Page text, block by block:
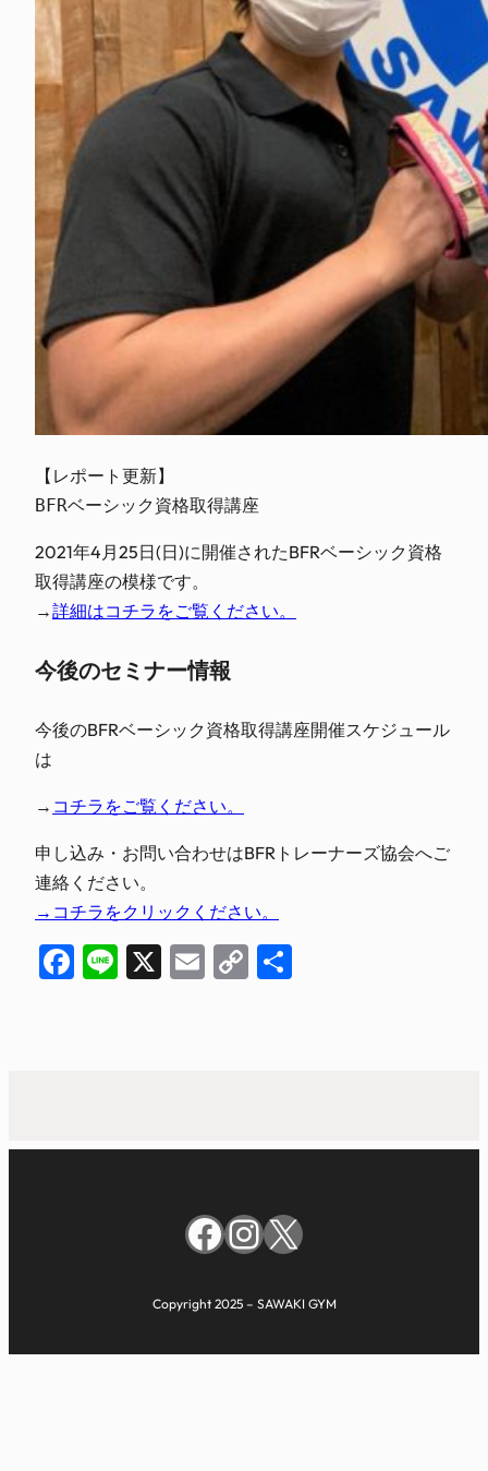
【レポート更新】
BFRベーシック資格取得講座
2021年4月25日(日)に開催されたBFRベーシック資格
取得講座の模様です。
→詳細はコチラをご覧ください。
今後のセミナー情報
今後のBFRベーシック資格取得講座開催スケジュール
は
→ コチラをご覧ください。
申し込み・お問い合わせはBFRトレーナーズ協会へご
連絡ください。
→コチラをクリックください。
Facebook
Line
X EmailCopy
Facebook
Instagram
X
Copyright 2025 – SAWAKI GYM